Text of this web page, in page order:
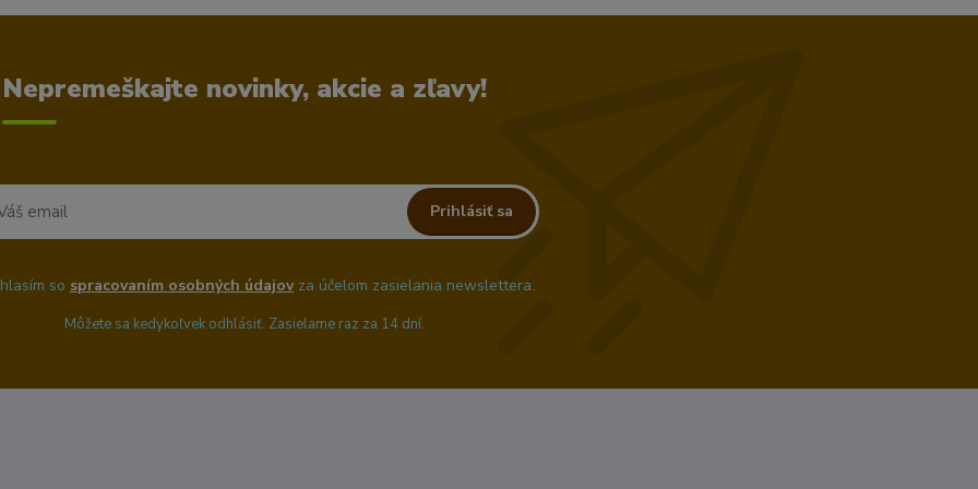
Nepremeškajte novinky, akcie a zľavy!
Prihlásiť sa
so spracovaním osobných údajovza účelom zasielania newslettera.
Môžete sa kedykoľvek odhlásiť. Zasielame raz za 14 dní.